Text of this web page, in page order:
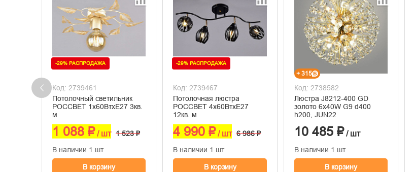
-29% РАСПРОДАЖА
Код: 2739461
Потолочный светильник
РОССВЕТ 1х60ВтхE27 3кв.
м
1 088 ₽ / шт 1 523 ₽
В наличии 1 шт
В корзину
-29% РАСПРОДАЖА
Код: 2739467
Потолочная люстра
РОССВЕТ 4х60ВтхE27
12кв. м
4 990 ₽ / шт 6 986 ₽
В наличии 1 шт
В корзину
+ 315
Код: 2738582
Люстра J8212-400 GD
золото 6х40W G9 d400
h200, JUN22
10 485 ₽/ шт
В наличии 1 шт
В корзину